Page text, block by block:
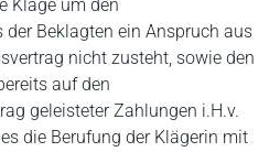
Klage um den
Beklagten ein Anspruch aus
nicht zusteht, sowie den
auf den
geleisteter Zahlungen i.H.v.
die Berufung der Klägerin mit